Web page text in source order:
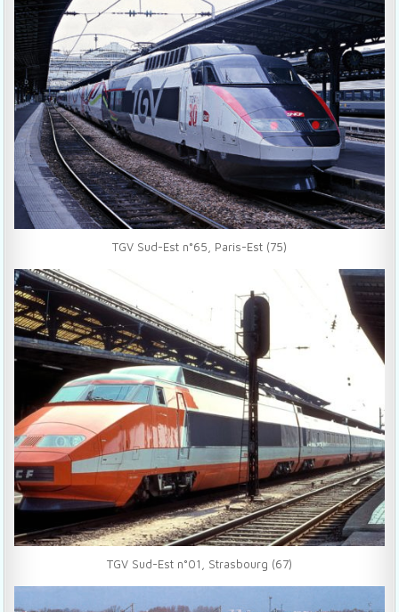
TGV Sud-Est n°65, Paris-Est (75)
TGV Sud-Est n°01, Strasbourg (67)